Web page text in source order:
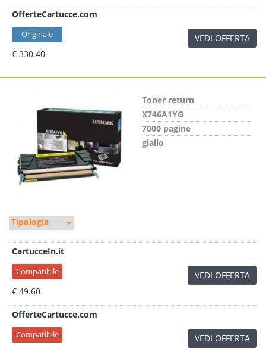
OfferteCartucce.com
Originale
€ 330.40
VEDI OFFERTA
Toner return
X746A1YG
7000 pagine
giallo
CartucceIn.it
Compatibile
€ 49.60
VEDI OFFERTA
OfferteCartucce.com
Compatibile VEDI OFFERTA